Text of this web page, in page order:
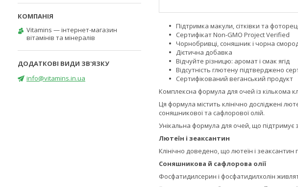
Підтримка макули, сітківки та
Сертифікат Non-GMO Project Verified
Чорнобривці, соняшник і чорна
Дієтична добавка
Відчуйте різницю: аромат і смак ягід
Відсутність глютену підтверджено
Сертифікований веганський продукт
Комплексна формула для очей із кількома
Ця формула містить клінічно досліджені
соняшникової та сафлорової олій.
Унікальна формула для очей, що підтримує
Лютеїн і зеаксантин
Клінічно доведено, що лютеїн і зеаксантин
Соняшникова й сафлорова олії
Фосфатидилсерин і фосфатидилхолін
Vitamins — інтернет-магазин
вітамінів та мінералів
info@vitamins.in.ua